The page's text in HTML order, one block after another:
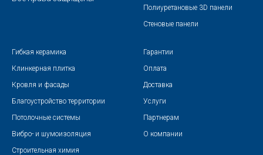
Полиуретановые 3D панели
Стеновые панели
Гибкая керамика
Клинкерная плитка
Кровля и фасады
Благоустройство территории
Потолочные системы
Вибро- и шумоизоляция
Строительная химия
Гарантии
Оплата
Доставка
Услуги
Партнерам
О компании